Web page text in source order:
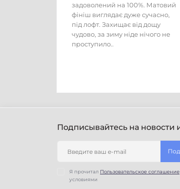
задоволений на 100%. Матовий
фініш виглядає дуже сучасно,
під лофт. Захищає від дощу
чудово, за зиму ніде нічого не
проступило..
Подписывайтесь на новости
Я прочитал Пользовательское соглашение
условиями